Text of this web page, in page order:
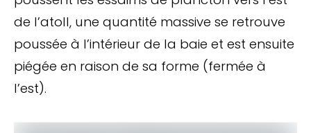
de l’atoll, une quantité massive se retrouve
poussée à l’intérieur de la baie et est ensuite
piégée en raison de sa forme (fermée à
l’est).